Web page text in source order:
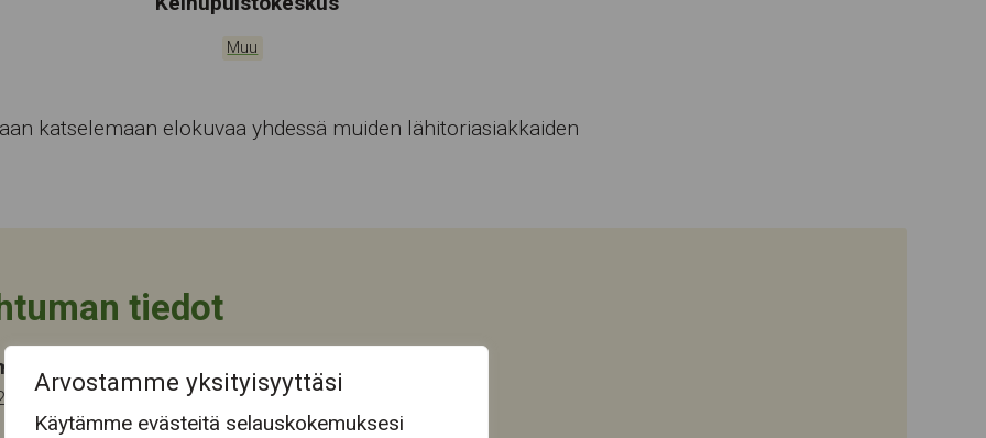
Arvostamme yksityisyyttäsi
Käytämme evästeitä selauskokemuksesi
Kategoriat:
Muu
katselemaan elokuvaa yhdessä muiden lähitoriasiakkaiden
tiedot
aika
15:00